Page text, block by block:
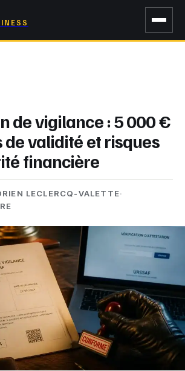
de vigilance : 5 000 €
de validité et risques
financière
LECLERCQ-VALETTE·